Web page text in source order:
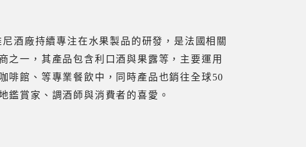
酒廠持續專注在水果製品的研發，是法國相關
之一，其產品包含利口酒與果露等，主要運用
啡館、等專業餐飲中，同時產品也銷往全球50
鑑賞家、調酒師與消費者的喜愛。